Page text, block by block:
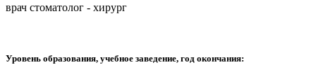
врач стоматолог - хирург
Уровень образования, учебное заведение, год окончания: